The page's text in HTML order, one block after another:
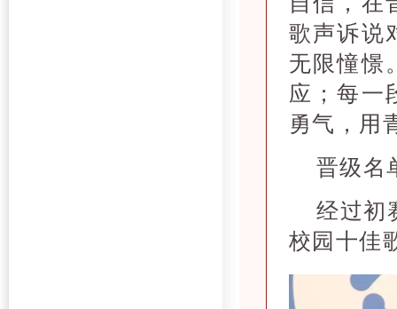
歌声诉说
无限憧憬
应；每一
勇气，用
晋级名
经过初
校园十佳